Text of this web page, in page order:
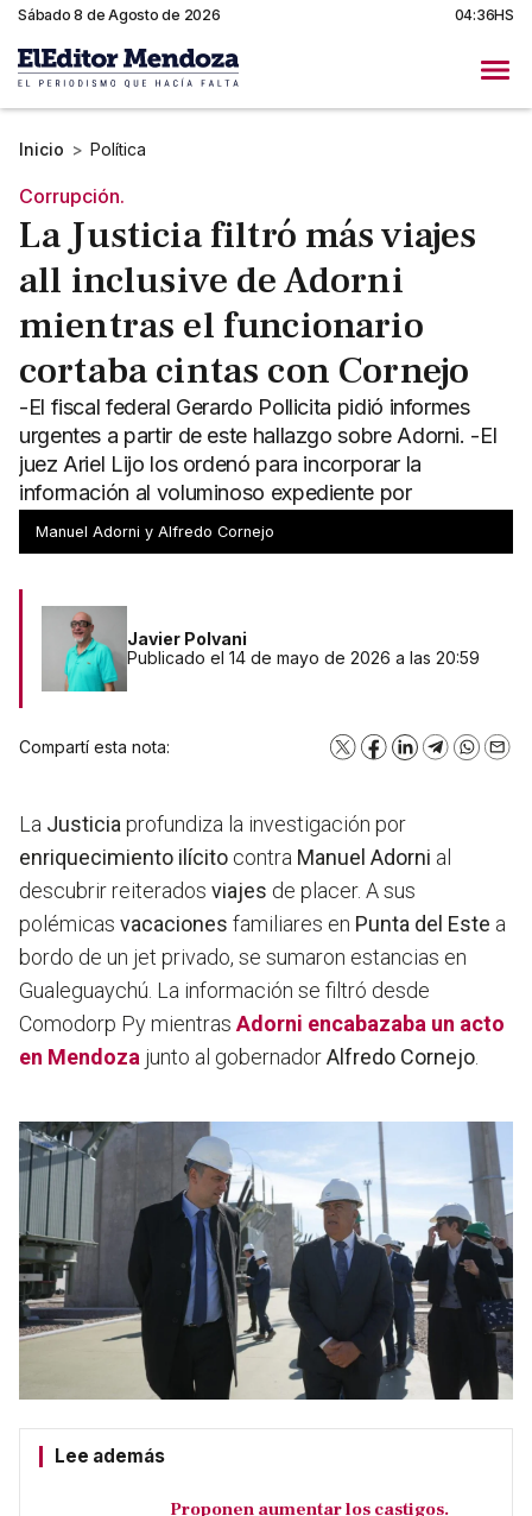
Sábado 8 de Agosto de 2026 04:36HS
Inicio > Política
Corrupción.
La Justicia filtró más viajes
all inclusive de Adorni
mientras el funcionario
cortaba cintas con Cornejo
-El fiscal federal Gerardo Pollicita pidió informes
urgentes a partir de este hallazgo sobre Adorni. -El
juez Ariel Lijo los ordenó para incorporar la
información al voluminoso expediente por
enriquecimiento ilícito.
Manuel Adorni y Alfredo Cornejo
Javier Polvani
Publicado el 14 de mayo de 2026 a las 20:59
Compartí esta nota: X Facebook
LinkedInTelegram
La Justicia profundiza la investigación por
enriquecimiento ilícito contra Manuel Adorni al
descubrir reiterados viajes de placer. A sus
polémicas vacaciones familiares en Punta del Este a
bordo de un jet privado, se sumaron estancias en
Gualeguaychú. La información se filtró desde
Comodorp Py mientras Adorni encabazaba un acto
en Mendoza junto al gobernadorAlfredo Cornejo
Lee además
Proponen aumentar los castigos.